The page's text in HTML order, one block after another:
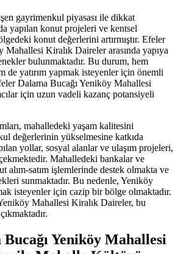
gayrimenkul piyasası ile dikkat
yapılan konut projeleri ve kentsel
konut değerlerini artırmıştır. Efeler
Mahallesi Kiralık Daireler arasında yapıya
bulunmaktadır. Bu durum, hem
de yatırım yapmak isteyenler için önemli
Dalama Bucağı Yeniköy Mahallesi
için uzun vadeli kazanç potansiyeli
mahalledeki yaşam kalitesini
değerlerinin yükselmesine katkıda
yollar, sosyal alanlar ve ulaşım projeleri,
Mahalledeki bankalar ve
alım-satım işlemlerinde destek olmakta ve
sunmaktadır. Bu nedenle, Yeniköy
isteyenler için cazip bir bölge olmaktadır.
Mahallesi Kiralık Daireler, bu
Yeniköy Mahallesi